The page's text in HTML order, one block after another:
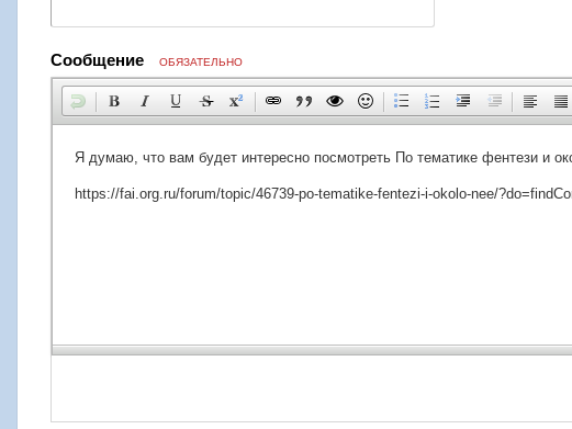
Сообщение ОБЯЗАТЕЛЬНО